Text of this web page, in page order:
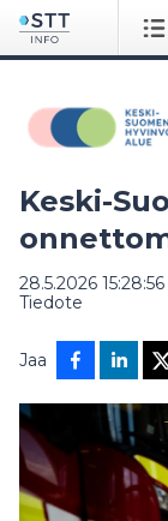
Keski-
28.5.2026
Tiedote
Jaa